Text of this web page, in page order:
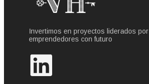
Invertimos en proyectos liderados por
emprendedores con futuro